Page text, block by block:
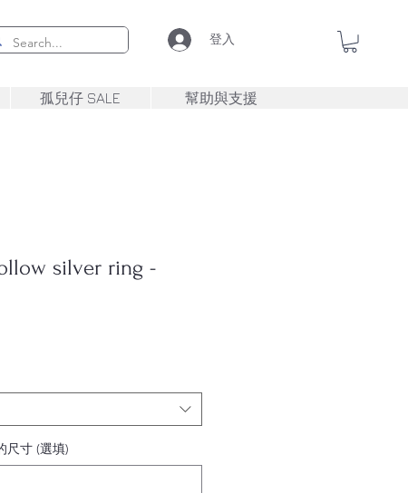
登入
孤兒仔 SALE 幫助與支援
silver ring -
尺寸 (選填)